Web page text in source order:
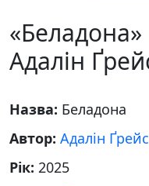
«Беладона»
Адалін
Назва: Беладона
Автор: Адалін Ґрейс
Рік: 2025